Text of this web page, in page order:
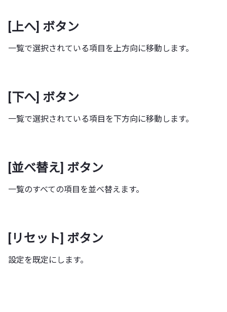
[上へ] ボタン
一覧で選択されている項目を上方向に移動します。
[下へ] ボタン
一覧で選択されている項目を下方向に移動します。
[並べ替え] ボタン
一覧のすべての項目を並べ替えます。
[リセット] ボタン
設定を既定にします。